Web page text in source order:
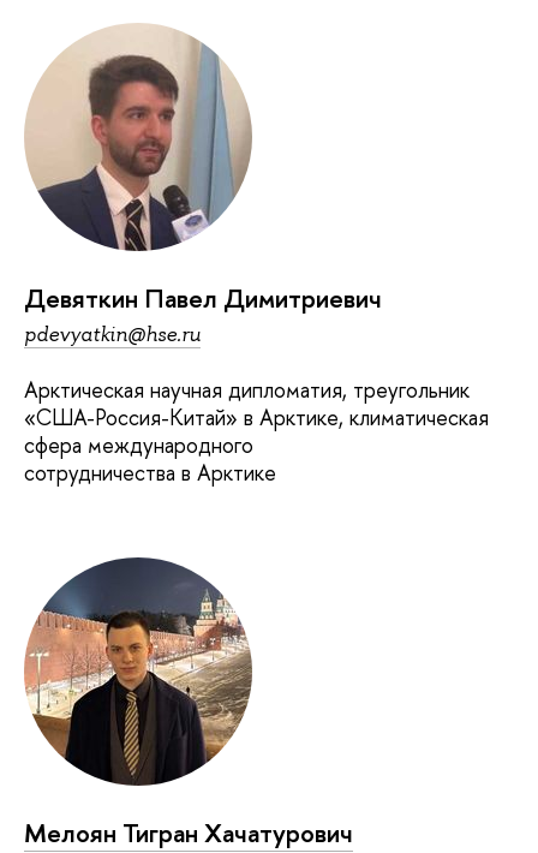
Девяткин Павел Димитриевич
pdevyatkin@hse.ru
Арктическая научная дипломатия, треугольник
«США-Россия-Китай» в Арктике, климатическая
сфера международного
сотрудничества в Арктике
Мелоян Тигран Хачатурович